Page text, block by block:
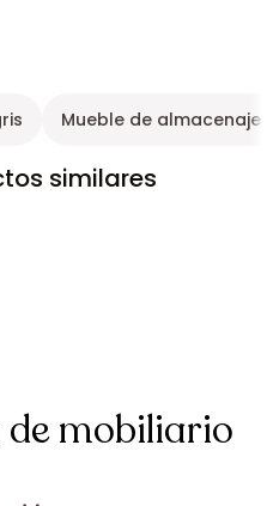
Mueble de almacenaje
similares
de mobiliario